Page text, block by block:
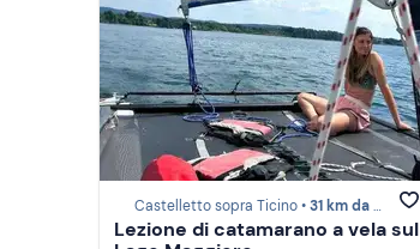
Castelletto sopra Ticino •31 km da Novara
Lezione di catamarano a vela sul